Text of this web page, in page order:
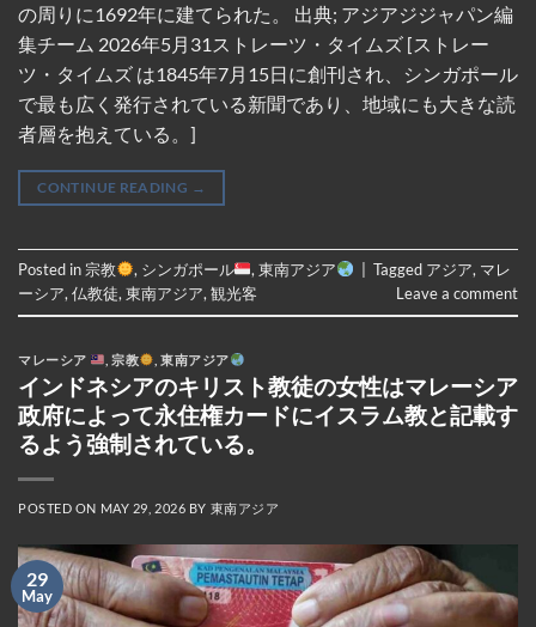
の周りに1692年に建てられた。 出典; アジアジジャパン編
集チーム 2026年5月31ストレーツ・タイムズ [ストレー
ツ・タイムズ は1845年7月15日に創刊され、シンガポール
で最も広く発行されている新聞であり、地域にも大きな読
者層を抱えている。]
CONTINUE READING →
Posted in 宗教 , シンガポール ,東南アジア Tagged アジア, マレ
ーシア, 仏教徒, 東南アジア, 観光客 Leave a comment
マレーシア ,宗教 ,東南アジア
インドネシアのキリスト教徒の女性はマレーシア
政府によって永住権カードにイスラム教と記載す
るよう強制されている。
POSTED ON MAY 29, 2026 BY 東南アジア
29
May